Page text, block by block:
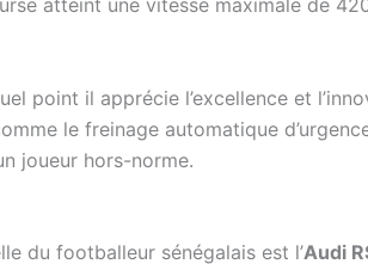
atteint une vitesse maximale de
point il apprécie l’excellence et
le freinage automatique
joueur hors-norme.
du footballeur sénégalais est l’Audi